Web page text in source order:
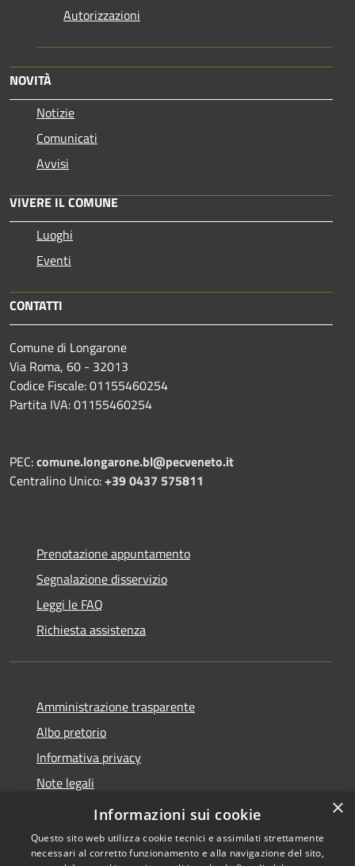
Autorizzazioni
NOVITÀ
Notizie
Comunicati
Avvisi
VIVERE IL COMUNE
Luoghi
Eventi
CONTATTI
Comune di Longarone
Via Roma, 60 - 32013
Codice Fiscale: 01155460254
Partita IVA: 01155460254
PEC:comune.longarone.bl@pecveneto.it
Centralino Unico:+39 0437 575811
Prenotazione appuntamento
Segnalazione disservizio
Leggi le FAQ
Richiesta assistenza
Amministrazione trasparente
Albo pretorio
Informativa privacy
Note legali
Dichiarazione di accessibilità
×
Informazioni sui cookie
Questo sito web utilizza cookie tecnici e assimilati strettamente
necessari al corretto funzionamento e alla navigazione del sito,